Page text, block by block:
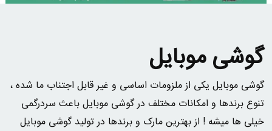
گوشی موبایل
گوشی موبایل یکی از ملزومات اساسی و غیر قابل اجتناب ما شده ،
تنوع برندها و امکانات مختلف در گوشی موبایل باعث سردرگمی
خیلی ها میشه ! از بهترین مارک و برندها در تولید گوشی موبایل